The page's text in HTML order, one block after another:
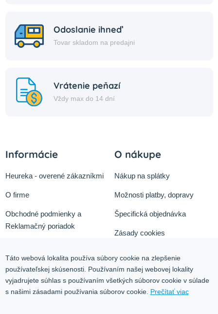
Odoslanie ihneď
Tovar skladom na predajni
Vrátenie peňazí
Vždy max do 14 dní
Informácie
Heureka - overené zákazníkmi
O firme
Obchodné podmienky a
Reklamačný poriadok
Kontakt
O nákupe
Nákup na splátky
Možnosti platby, dopravy
Špecifická objednávka
Zásady cookies
Blog
Táto webová lokalita používa súbory cookie na zlepšenie
používateľskej skúsenosti. Používaním našej webovej lokality
vyjadrujete súhlas s používaním všetkých súborov cookie v súlade
s našimi zásadami používania súborov cookie. Prečítať viac